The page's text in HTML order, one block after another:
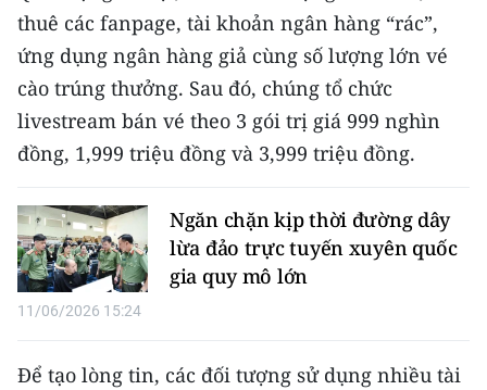
Media Môi trường
Ảnh
Infographic
TIN MỚI
TIN ĐỊA PHƯƠNG
Trung du và miền núi phía Bắc
Đồng bằng sông Hồng
thuê các fanpage, tài khoản ngân hàng “rác”,
ứng dụng ngân hàng giả cùng số lượng lớn vé
cào trúng thưởng. Sau đó, chúng tổ chức
livestream bán vé theo 3 gói trị giá 999 nghìn
đồng, 1,999 triệu đồng và 3,999 triệu đồng.
Ngăn chặn kịp thời đường dây
lừa đảo trực tuyến xuyên quốc
gia quy mô lớn
11/06/2026 15:24
Để tạo lòng tin, các đối tượng sử dụng nhiều tài